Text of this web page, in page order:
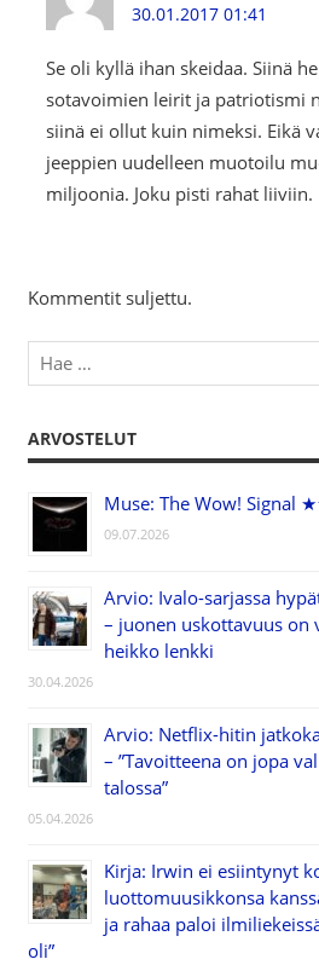
30.01.2017 01:41
Se oli kyllä ihan skeidaa. Siinä
sotavoimien leirit ja patriotismi
siinä ei ollut kuin nimeksi. Eikä
jeeppien uudelleen muotoilu
miljoonia. Joku pisti rahat liiviin.
Kommentit suljettu.
ARVOSTELUT
Muse: The Wow!
09.07.2026
Arvio: Ivalo-sarjassa
– juonen uskottavuus on
heikko lenkki
30.04.2026
Arvio: Netflix-hitin
– ”Tavoitteena on jopa
talossa”
05.04.2026
Kirja: Irwin ei esiintynyt
luottomuusikkonsa
ja rahaa paloi
oli”